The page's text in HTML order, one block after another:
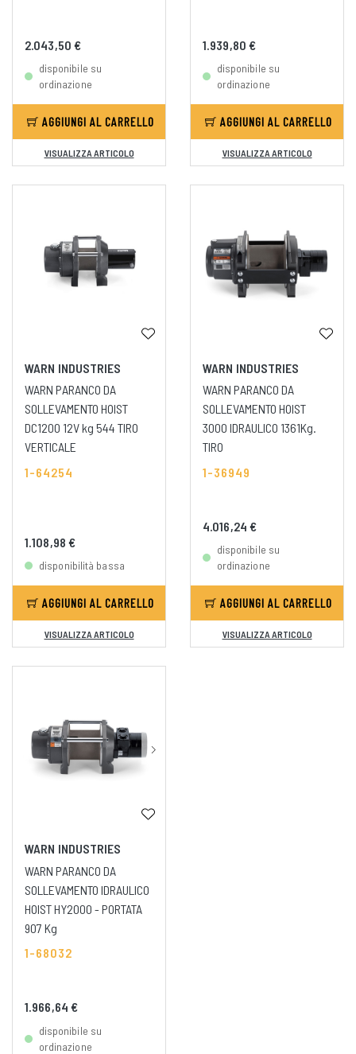
2.043,50 €
disponibile su
ordinazione
AGGIUNGI AL CARRELLO
VISUALIZZA ARTICOLO
1.939,80 €
disponibile su
ordinazione
AGGIUNGI AL CARRELLO
VISUALIZZA ARTICOLO
WARN INDUSTRIES
WARN PARANCO DA
SOLLEVAMENTO HOIST
DC1200 12V kg 544 TIRO
VERTICALE
1-64254
1.108,98 €
disponibilità bassa
AGGIUNGI AL CARRELLO
VISUALIZZA ARTICOLO
WARN INDUSTRIES
WARN PARANCO DA
SOLLEVAMENTO HOIST
3000 IDRAULICO 1361Kg.
TIRO
1-36949
4.016,24 €
disponibile su
ordinazione
AGGIUNGI AL CARRELLO
VISUALIZZA ARTICOLO
WARN INDUSTRIES
WARN PARANCO DA
SOLLEVAMENTO IDRAULICO
HOIST HY2000 - PORTATA
907 Kg
1-68032
1.966,64 €
disponibile su
ordinazione